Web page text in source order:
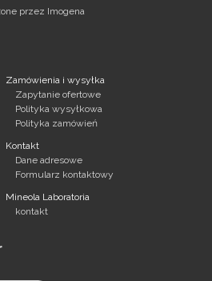
przez Imogena
Zamówienia i wysyłka
Zapytanie ofertowe
Polityka wysyłkowa
Polityka zamówień
Kontakt
Dane adresowe
Formularz kontaktowy
Mineola Laboratoria
kontakt